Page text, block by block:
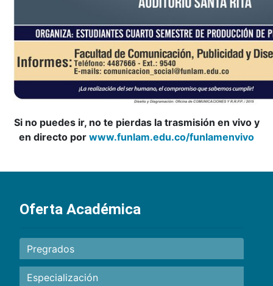
Si no puedes ir, no te pierdas la trasmisión en vivo y
en directo por www.funlam.edu.co/funlamenvivo
Oferta Académica
Pregrados
Especialización